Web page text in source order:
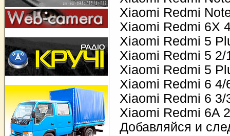
Xiaomi Redmi
Xiaomi Redmi 6X
Xiaomi Redmi 5
Xiaomi Redmi 5 2/
Xiaomi Redmi 5
Xiaomi Redmi 6 4/
Xiaomi Redmi 6 3/
Xiaomi Redmi 6A
Добавляйся и